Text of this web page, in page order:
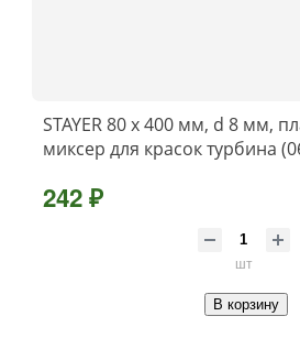
STAYER 80 х 400 мм, d 8 мм,
миксер для красок турбина
242 ₽
шт
В корзину